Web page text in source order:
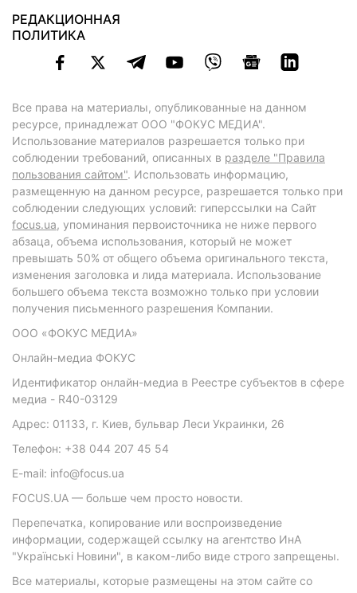
РЕДАКЦИОННАЯ
ПОЛИТИКА
Все права на материалы, опубликованные на данном
ресурсе, принадлежат ООО "ФОКУС МЕДИА".
Использование материалов разрешается только при
соблюдении требований, описанных в разделе "Правила
пользования сайтом". Использовать информацию,
размещенную на данном ресурсе, разрешается только при
соблюдении следующих условий: гиперссылки на Сайт
focus.ua, упоминания первоисточника не ниже первого
абзаца, объема использования, который не может
превышать 50% от общего объема оригинального текста,
изменения заголовка и лида материала. Использование
большего объема текста возможно только при условии
получения письменного разрешения Компании.
ООО «ФОКУС МЕДИА»
Онлайн-медиа ФОКУС
Идентификатор онлайн-медиа в Реестре субъектов в сфере
медиа - R40-03129
Адрес: 01133, г. Киев, бульвар Леси Украинки, 26
Телефон: +38 044 207 45 54
E-mail: info@focus.ua
FOCUS.UA — больше чем просто новости.
Перепечатка, копирование или воспроизведение
информации, содержащей ссылку на агентство ИнА
"Українські Новини", в каком-либо виде строго запрещены.
Все материалы, которые размещены на этом сайте со